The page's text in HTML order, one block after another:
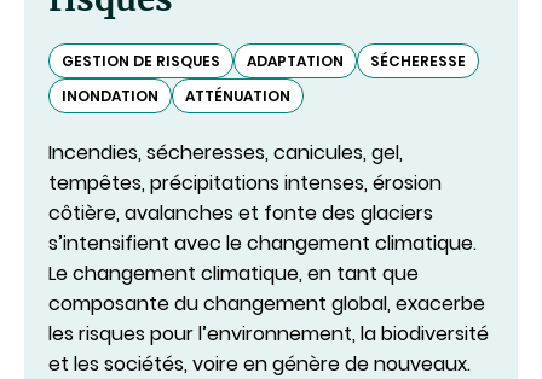
GESTION DE RISQUES ADAPTATION
SÉCHERESSE
INONDATION
ATTÉNUATION
Incendies, sécheresses, canicules, gel,
tempêtes, précipitations intenses, érosion
côtière, avalanches et fonte des glaciers
s’intensifient avec le changement climatique.
Le changement climatique, en tant que
composante du changement global, exacerbe
les risques pour l’environnement, la biodiversité
et les sociétés, voire en génère de nouveaux.